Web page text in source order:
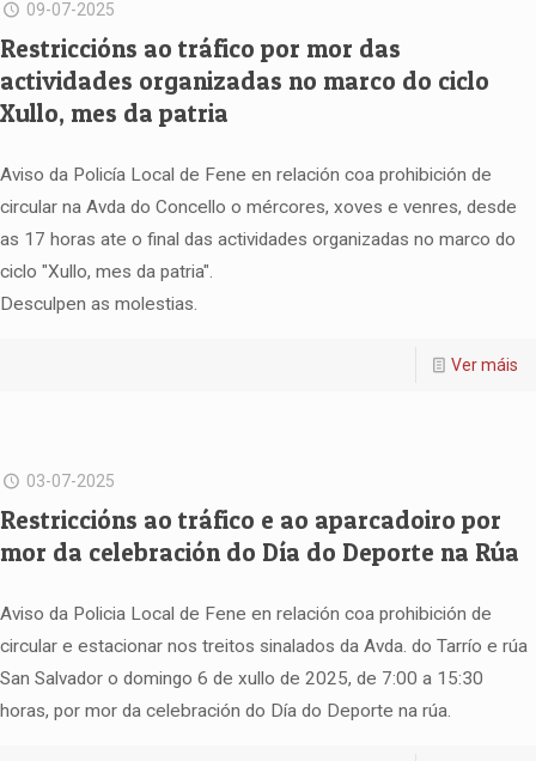
09-07-2025
Restriccións ao tráfico por mor das
actividades organizadas no marco do ciclo
Xullo, mes da patria
Aviso da Policía Local de Fene en relación coa prohibición de
circular na Avda do Concello o mércores, xoves e venres, desde
as 17 horas ate o final das actividades organizadas no marco do
ciclo "Xullo, mes da patria".
Desculpen as molestias.
Ver máis
03-07-2025
Restriccións ao tráfico e ao aparcadoiro por
mor da celebración do Día do Deporte na Rúa
Aviso da Policia Local de Fene en relación coa prohibición de
circular e estacionar nos treitos sinalados da Avda. do Tarrío e rúa
San Salvador o domingo 6 de xullo de 2025, de 7:00 a 15:30
horas, por mor da celebración do Día do Deporte na rúa.